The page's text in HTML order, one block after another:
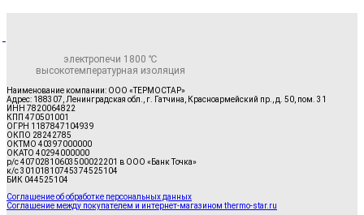
электропечи 1800 ℃
высокотемпературная изоляция
Наименование компании: ООО «ТЕРМОСТАР»
Адрес: 188307, Ленинградская обл., г. Гатчина, Красноармейский пр., д. 50, пом. 31
ИНН 7820064822
КПП 470501001
ОГРН 1187847104939
ОКПО 28242785
ОКТМО 40397000000
ОКАТО 40294000000
р/с 40702810603500022201 в ООО «Банк Точка»
к/с 30101810745374525104
БИК 044525104
Соглашение об обработке персональных данных
Соглашение между покупателем и интернет-магазином thermo-star.ru